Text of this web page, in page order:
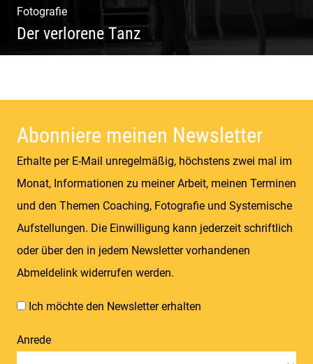
Fotografie
Der verlorene Tanz
Abonniere meinen Newsletter
Erhalte per E-Mail unregelmäßig, höchstens zwei mal im
Monat, Informationen zu meiner Arbeit, meinen Terminen
und den Themen Coaching, Fotografie und Systemische
Aufstellungen. Die Einwilligung kann jederzeit schriftlich
oder über den in jedem Newsletter vorhandenen
Abmeldelink widerrufen werden.
Ich möchte den Newsletter erhalten
Anrede